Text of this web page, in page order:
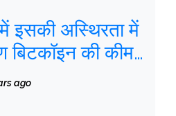
इसकी अस्थिरता में
बिटकॉइन की कीमत
लगाते हैं
ago